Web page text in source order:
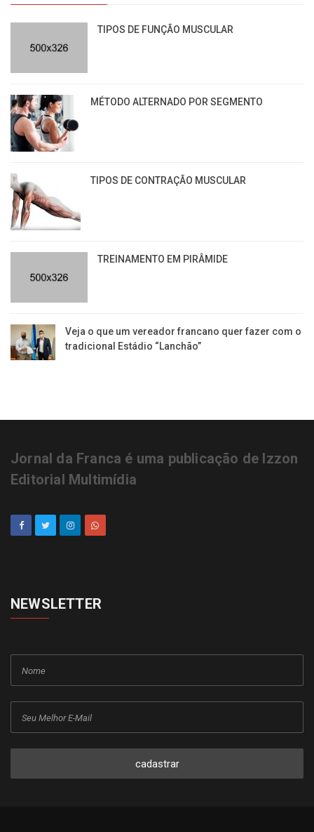
TIPOS DE FUNÇÃO MUSCULAR
MÉTODO ALTERNADO POR SEGMENTO
TIPOS DE CONTRAÇÃO MUSCULAR
TREINAMENTO EM PIRÂMIDE
Veja o que um vereador francano quer fazer com o
tradicional Estádio “Lanchão”
Jornal da Franca é uma publicação de Izzon
Editorial Multimídia
NEWSLETTER
cadastrar